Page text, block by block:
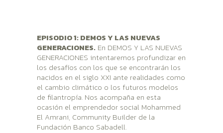
EPISODIO 1: DEMOS Y LAS NUEVAS
GENERACIONES. En DEMOS Y LAS NUEVAS
GENERACIONES intentaremos profundizar en
los desafíos con los que se encontrarán los
nacidos en el siglo XXI ante realidades como
el cambio climático o los futuros modelos
de filantropía. Nos acompaña en esta
ocasión el emprendedor social Mohammed
El Amrani, Community Builder de la
Fundación Banco Sabadell.